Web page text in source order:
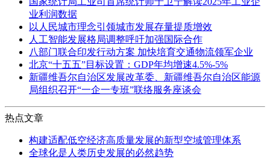
业利润数据
以人民城市理念引领城市发展存量提质增效
人工智能发展格局调整呼吁加强国际合作
八部门联合印发行动方案 加快培育交通物流领军企业
北京“十五五”目标设置：GDP年均增速4.5%-5%
新疆维吾尔自治区发展改革委、新疆维吾尔自治区能源
局组织召开“一企一专班”联络服务座谈会
热点文章
构建适配低空经济高质量发展的新型空域管理体系
全球化是人类历史发展的必然趋势